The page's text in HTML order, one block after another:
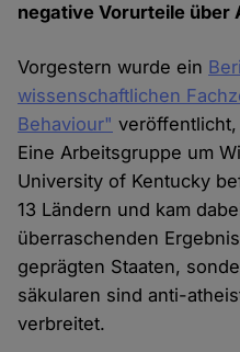
negative Vorurteile über
Vorgestern wurde ein
wissenschaftlichen
Behaviour"
Eine Arbeitsgruppe um
University of Kentucky
13 Ländern und kam
überraschenden
geprägten Staaten,
säkularen sind anti-
verbreitet.